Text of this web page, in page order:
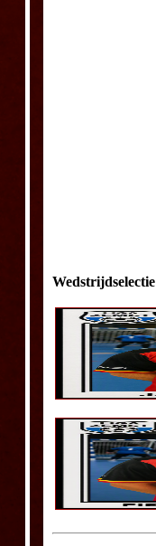
Wedstrijdselectie